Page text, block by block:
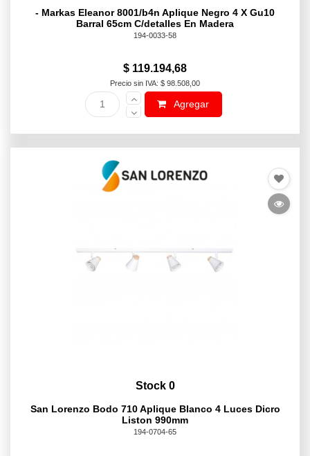
- Markas Eleanor 8001/b4n Aplique Negro 4 X Gu10
Barral 65cm C/detalles En Madera
194-0033-58
$ 119.194,68
Precio sin IVA: $ 98.508,00
Agregar
Stock 0
San Lorenzo Bodo 710 Aplique Blanco 4 Luces Dicro
Liston 990mm
194-0704-65